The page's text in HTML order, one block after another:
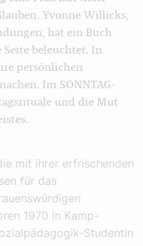
Yvonne Willicks,
hat ein Buch
Seite beleuchtet. In
persönlichen
Im SONNTAG-
und die Mut
mit ihrer erfrischenden
für das
1970 in Kamp-
Studentin